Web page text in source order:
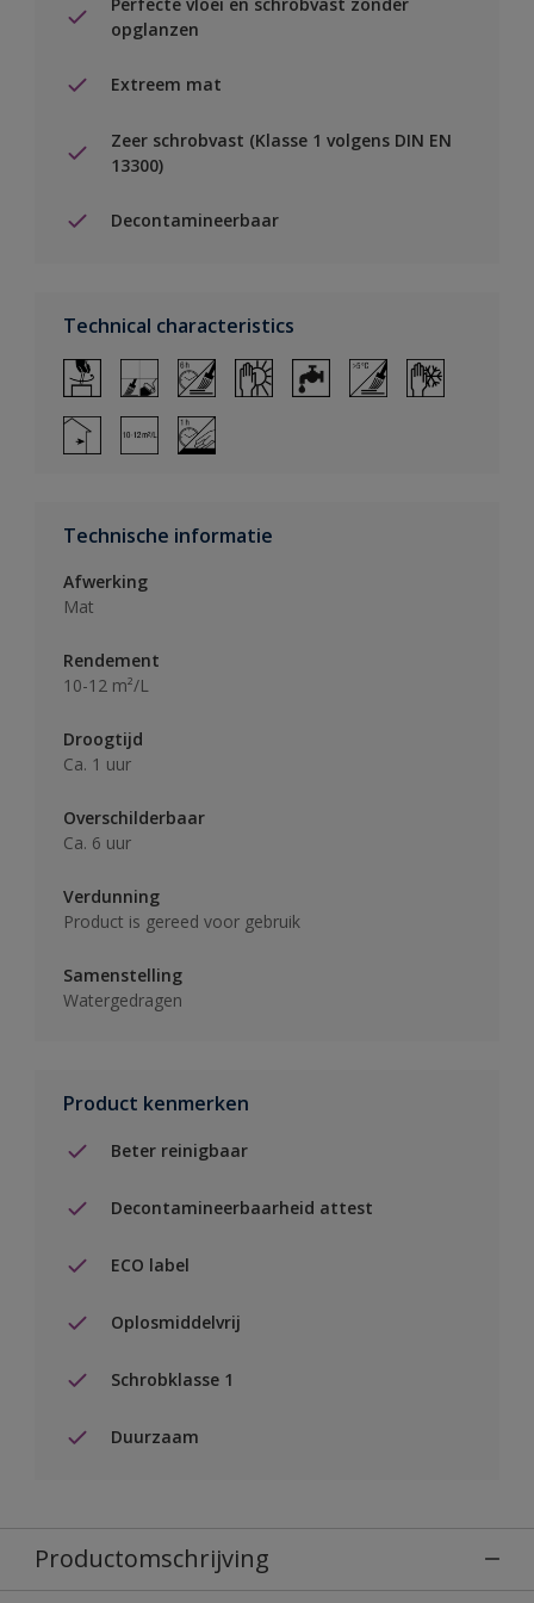
opglanzen
Extreem mat
Zeer schrobvast (Klasse 1 volgens DIN EN
13300)
Decontamineerbaar
Technical characteristics
Technische informatie
Afwerking
Mat
Rendement
10-12 m²/L
Droogtijd
Ca. 1 uur
Overschilderbaar
Ca. 6 uur
Verdunning
Product is gereed voor gebruik
Samenstelling
Watergedragen
Product kenmerken
Beter reinigbaar
Decontamineerbaarheid attest
ECO label
Oplosmiddelvrij
Schrobklasse 1
Duurzaam
Productomschrijving